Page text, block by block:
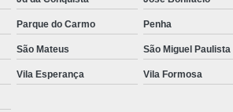
Conserto Placas Pneumáticas
Usip20
Reparo Fonte Chaveada
Injetoras
Assistencia Técnica
Parque do Carmo Penha
São Mateus São Miguel Paulista
Vila Esperança Vila Formosa